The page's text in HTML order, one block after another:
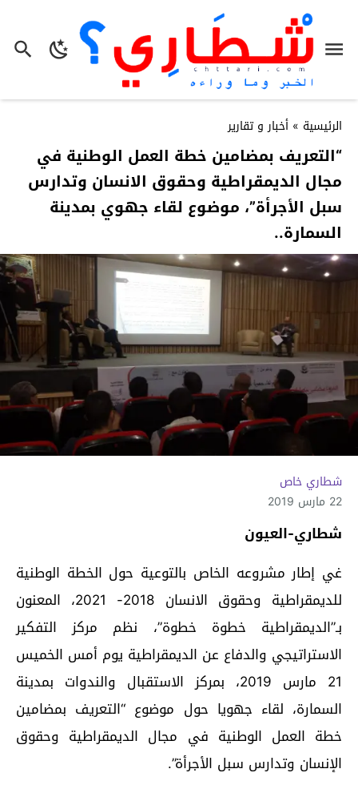
الرئيسية » أخبار و تقارير
“التعريف بمضامين خطة العمل الوطنية في
مجال الديمقراطية وحقوق الانسان وتدارس
سبل الأجرأة”، موضوع لقاء جهوي بمدينة
السمارة..
شطاري خاص
22 مارس 2019
شطاري-العيون
غي إطار مشروعه الخاص بالتوعية حول الخطة الوطنية
للديمقراطية وحقوق الانسان 2018- 2021، المعنون
بـ”الديمقراطية خطوة خطوة”، نظم مركز التفكير
الاستراتيجي والدفاع عن الديمقراطية يوم أمس الخميس
21 مارس 2019، بمركز الاستقبال والندوات بمدينة
السمارة، لقاء جهويا حول موضوع “التعريف بمضامين
خطة العمل الوطنية في مجال الديمقراطية وحقوق
الإنسان وتدارس سبل الأجرأة”.